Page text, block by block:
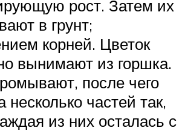
рост. Затем их
в грунт;
корней. Цветок
вынимают из горшка.
после чего
несколько частей так,
из них осталась с